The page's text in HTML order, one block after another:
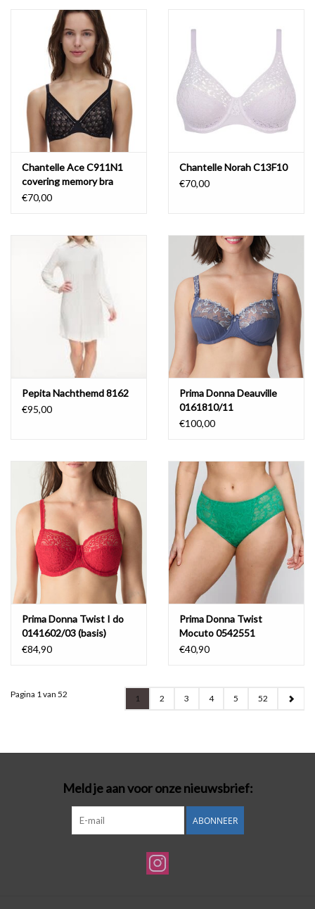
Chantelle Ace C911N1
covering memory bra
€70,00
Chantelle Norah C13F10
€70,00
Pepita Nachthemd 8162
€95,00
Prima Donna Deauville
0161810/11
€100,00
Prima Donna Twist I do
0141602/03 (basis)
€84,90
Prima Donna Twist
Mocuto 0542551
€40,90
Pagina 1 van 52 1 2 3 4 5 52
Meld je aan voor onze nieuwsbrief:
ABONNEER